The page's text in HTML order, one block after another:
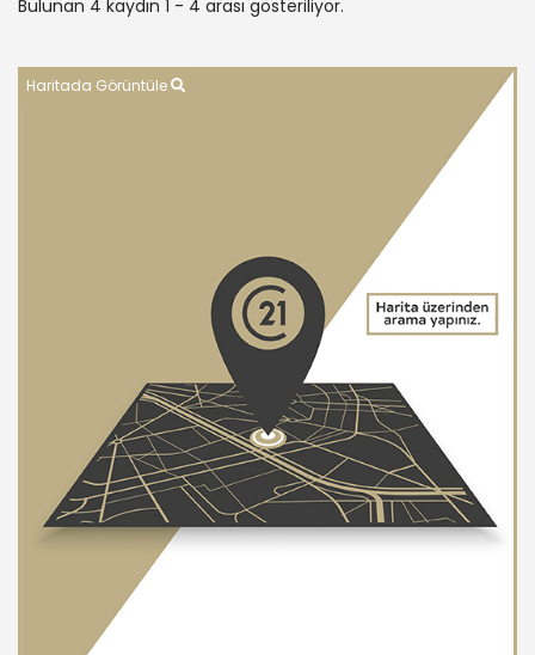
Bulunan 4 kaydın 1 - 4 arası gösteriliyor.
Haritada Görüntüle